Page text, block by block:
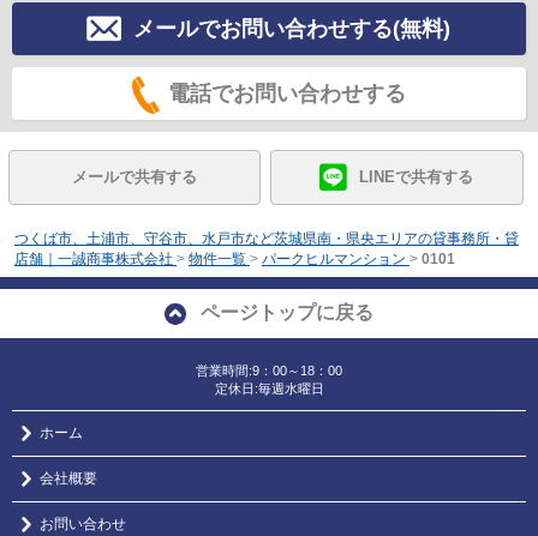
メールでお問い合わせする(無料)
電話でお問い合わせする
メールで共有する LINEで共有する
つくば市、土浦市、守谷市、水戸市など茨城県南・県央エリアの貸事務所・貸
店舗｜一誠商事株式会社 > 物件一覧 > パークヒルマンション > 0101
ページトップに戻る
営業時間:9：00～18：00
定休日:毎週水曜日
ホーム
会社概要
お問い合わせ